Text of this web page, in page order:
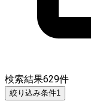
検索結果629件
絞り込み条件1